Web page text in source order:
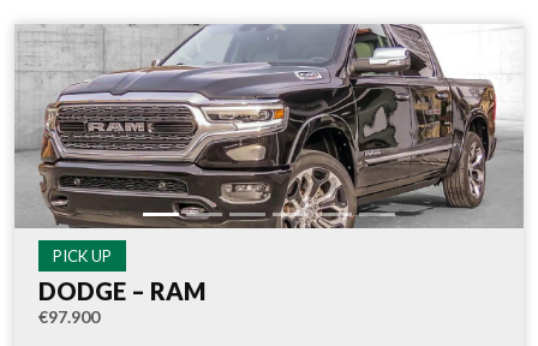
PICK UP
DODGE – RAM
€97.900